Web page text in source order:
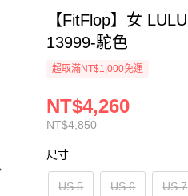
【FitFlop】女
13999-駝色
超取滿NT$1,000免運
NT$4,850
NT$4,260
尺寸
US 5 US 6 US 7